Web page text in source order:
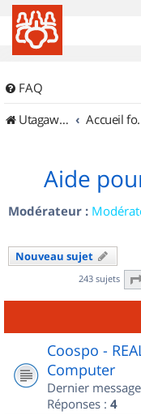
FAQ
UtagawaVTT (Randos VTT et VTTAE avec traces GPS)
Aide
Modérateur :
Nouveau sujet
243 sujets
Coospo -
Computer
Dernier
Réponses : 4